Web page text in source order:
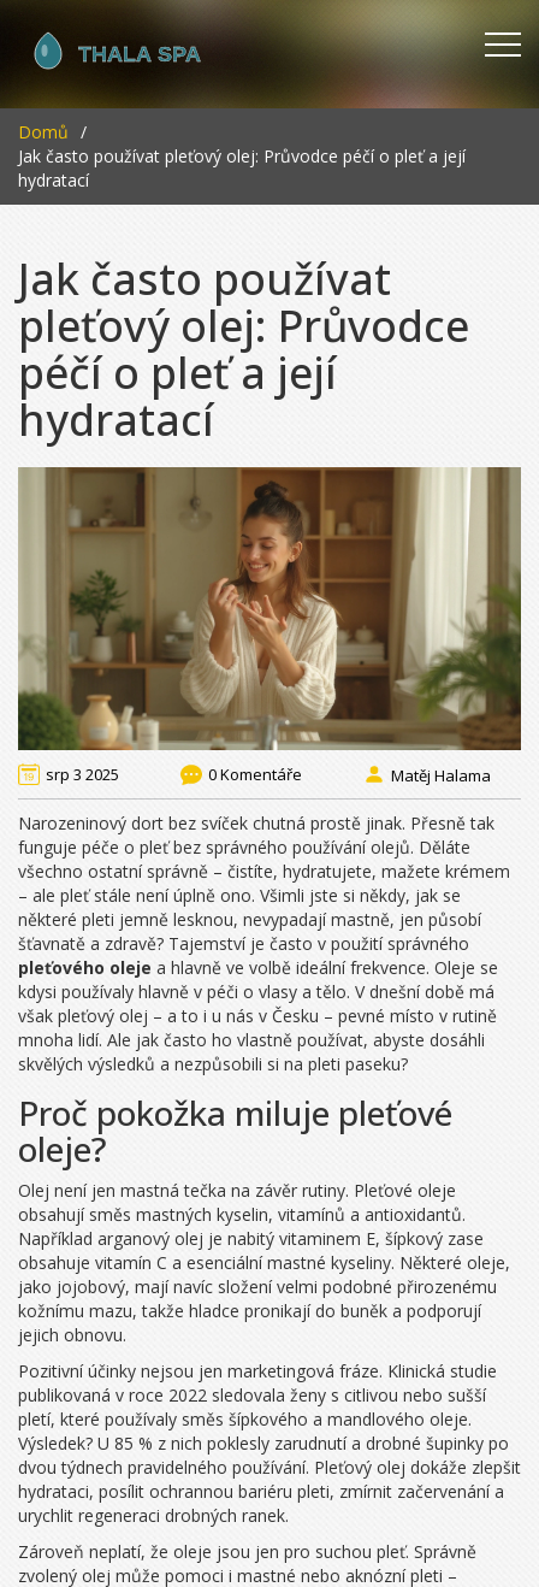
Domů
Jak často používat pleťový olej: Průvodce péčí o pleť a její
hydratací
Jak často používat
pleťový olej: Průvodce
péčí o pleť a její
hydratací
srp 3 2025 0 Komentáře Matěj Halama
Narozeninový dort bez svíček chutná prostě jinak. Přesně tak
funguje péče o pleť bez správného používání olejů. Děláte
všechno ostatní správně – čistíte, hydratujete, mažete krémem
– ale pleť stále není úplně ono. Všimli jste si někdy, jak se
některé pleti jemně lesknou, nevypadají mastně, jen působí
šťavnatě a zdravě? Tajemství je často v použití správného
pleťového oleje a hlavně ve volbě ideální frekvence. Oleje se
kdysi používaly hlavně v péči o vlasy a tělo. V dnešní době má
však pleťový olej – a to i u nás v Česku – pevné místo v rutině
mnoha lidí. Ale jak často ho vlastně používat, abyste dosáhli
skvělých výsledků a nezpůsobili si na pleti paseku?
Proč pokožka miluje pleťové
oleje?
Olej není jen mastná tečka na závěr rutiny. Pleťové oleje
obsahují směs mastných kyselin, vitamínů a antioxidantů.
Například arganový olej je nabitý vitaminem E, šípkový zase
obsahuje vitamín C a esenciální mastné kyseliny. Některé oleje,
jako jojobový, mají navíc složení velmi podobné přirozenému
kožnímu mazu, takže hladce pronikají do buněk a podporují
jejich obnovu.
Pozitivní účinky nejsou jen marketingová fráze. Klinická studie
publikovaná v roce 2022 sledovala ženy s citlivou nebo sušší
pletí, které používaly směs šípkového a mandlového oleje.
Výsledek? U 85 % z nich poklesly zarudnutí a drobné šupinky po
dvou týdnech pravidelného používání. Pleťový olej dokáže zlepšit
hydrataci, posílit ochrannou bariéru pleti, zmírnit začervenání a
urychlit regeneraci drobných ranek.
Zároveň neplatí, že oleje jsou jen pro suchou pleť. Správně
zvolený olej může pomoci i mastné nebo aknózní pleti –